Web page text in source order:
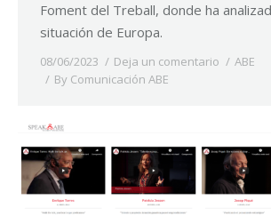
Foment del Treball, donde ha
situación de Europa.
08/06/2023 Deja un comentario
ABE
By Comunicación ABE